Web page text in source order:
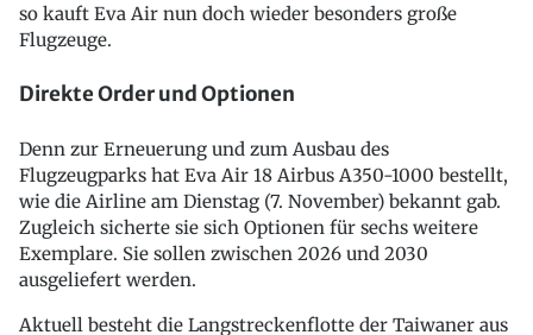
so kauft Eva Air nun doch wieder besonders große
Flugzeuge.
Direkte Order und Optionen
Denn zur Erneuerung und zum Ausbau des
Flugzeugparks hat Eva Air 18 Airbus A350-1000 bestellt,
wie die Airline am Dienstag (7. November) bekannt gab.
Zugleich sicherte sie sich Optionen für sechs weitere
Exemplare. Sie sollen zwischen 2026 und 2030
ausgeliefert werden.
Aktuell besteht die Langstreckenflotte der Taiwaner aus